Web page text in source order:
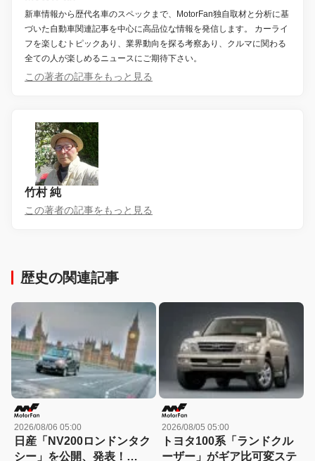
新車情報から歴代名車のスペックまで、MotorFan独自取材と分析に基
づいた自動車関連記事を中心に高品位な情報を発信します。 カーライ
フを楽しむトピックあり、業界動向を探る考察あり、クルマに関わる
全ての人が楽しめるニュースにご期待下さい。
この著者の記事をもっと見る
竹村 純
この著者の記事をもっと見る
歴史の関連記事
2026/08/06 05:00
日産「NV200ロンドンタク
シー」を公開、発表！…
2026/08/05 05:00
トヨタ100系「ランドクル
ーザー」がギア比可変ステ